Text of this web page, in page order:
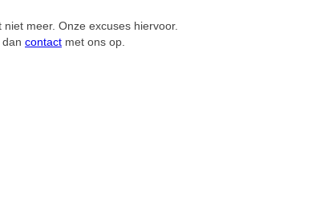
meer. Onze excuses hiervoor.
contact met ons op.